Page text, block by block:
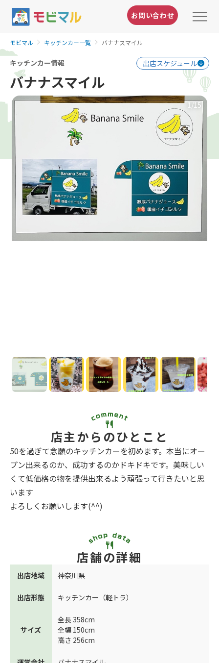
お問い合わせ
モビマル キッチンカー一覧 バナナスマイル
キッチンカー情報 出店スケジュール
バナナスマイル
1/15
店主からのひとこと
50を過ぎて念願のキッチンカーを初めます。本当にオー
プン出来るのか、成功するのかドキドキです。美味しい
くて低価格の物を提供出来るよう頑張って行きたいと思
います
よろしくお願いします(^^)
店舗の詳細
出店地域 神奈川県
出店形態 キッチンカー（軽トラ）
サイズ
全長 358cm
全幅 150cm
高さ 256cm